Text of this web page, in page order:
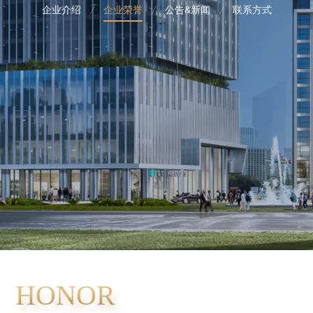
企业介绍 / 企业荣誉 / 公告&新闻 / 联系方式
HONOR